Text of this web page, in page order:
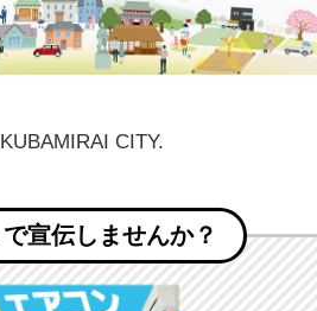
CITY.
宣伝しませんか？